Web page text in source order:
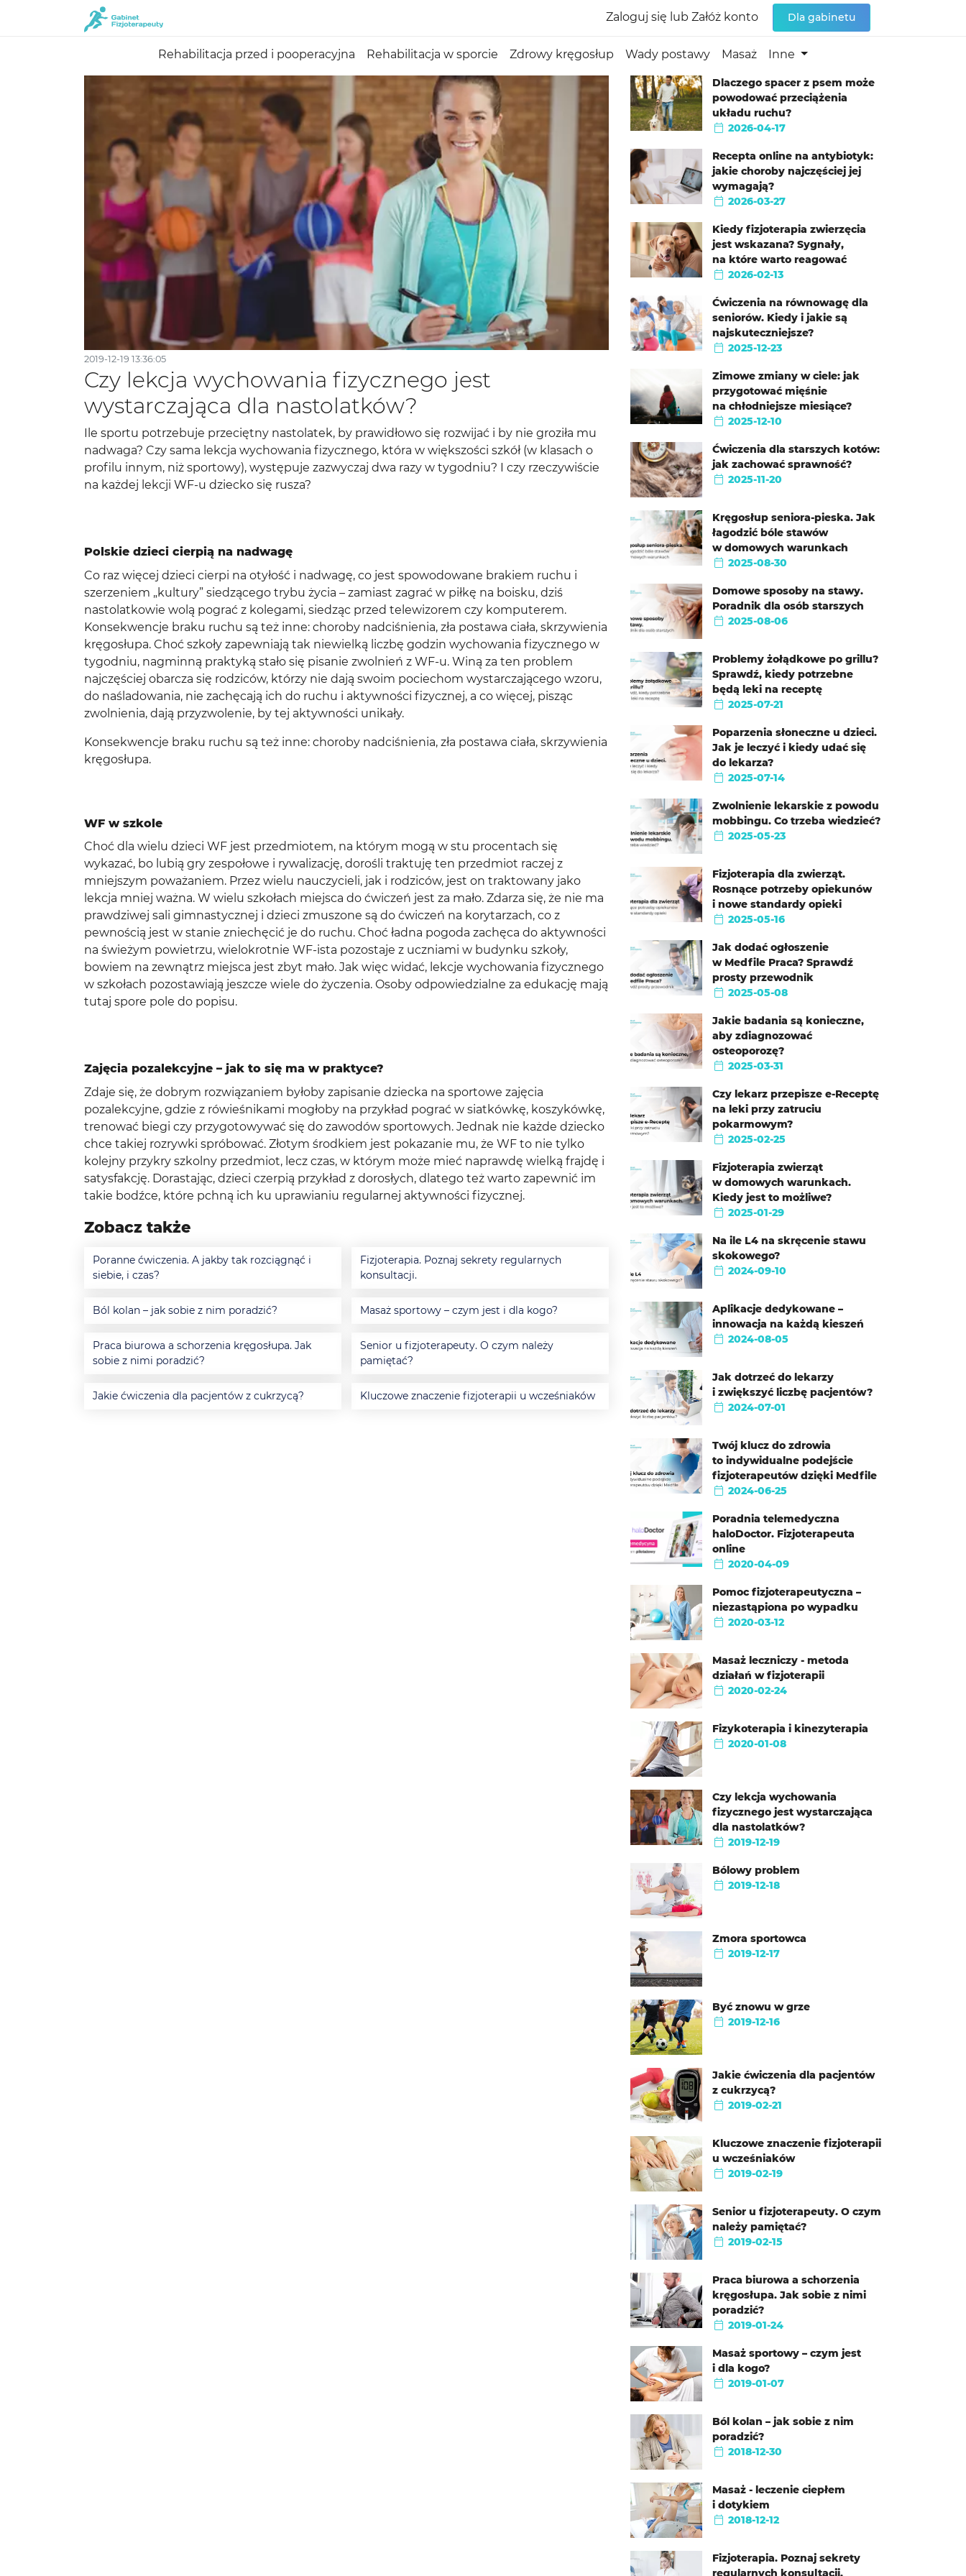
Zaloguj się lub Załóż konto Dla gabinetu
Rehabilitacja przed i pooperacyjna Rehabilitacja w sporcie Zdrowy kręgosłup Wady postawy Masaż Inne
2019-12-19 13:36:05
Czy lekcja wychowania fizycznego jest
wystarczająca dla nastolatków?
Ile sportu potrzebuje przeciętny nastolatek, by prawidłowo się rozwijać i by nie groziła mu
nadwaga? Czy sama lekcja wychowania fizycznego, która w większości szkół (w klasach o
profilu innym, niż sportowy), występuje zazwyczaj dwa razy w tygodniu? I czy rzeczywiście
na każdej lekcji WF-u dziecko się rusza?
Polskie dzieci cierpią na nadwagę
Co raz więcej dzieci cierpi na otyłość i nadwagę, co jest spowodowane brakiem ruchu i
szerzeniem „kultury” siedzącego trybu życia – zamiast zagrać w piłkę na boisku, dziś
nastolatkowie wolą pograć z kolegami, siedząc przed telewizorem czy komputerem.
Konsekwencje braku ruchu są też inne: choroby nadciśnienia, zła postawa ciała, skrzywienia
kręgosłupa. Choć szkoły zapewniają tak niewielką liczbę godzin wychowania fizycznego w
tygodniu, nagminną praktyką stało się pisanie zwolnień z WF-u. Winą za ten problem
najczęściej obarcza się rodziców, którzy nie dają swoim pociechom wystarczającego wzoru,
do naśladowania, nie zachęcają ich do ruchu i aktywności fizycznej, a co więcej, pisząc
zwolnienia, dają przyzwolenie, by tej aktywności unikały.
Konsekwencje braku ruchu są też inne: choroby nadciśnienia, zła postawa ciała, skrzywienia
kręgosłupa.
WF w szkole
Choć dla wielu dzieci WF jest przedmiotem, na którym mogą w stu procentach się
wykazać, bo lubią gry zespołowe i rywalizację, dorośli traktuję ten przedmiot raczej z
mniejszym poważaniem. Przez wielu nauczycieli, jak i rodziców, jest on traktowany jako
lekcja mniej ważna. W wielu szkołach miejsca do ćwiczeń jest za mało. Zdarza się, że nie ma
prawdziwej sali gimnastycznej i dzieci zmuszone są do ćwiczeń na korytarzach, co z
pewnością jest w stanie zniechęcić je do ruchu. Choć ładna pogoda zachęca do aktywności
na świeżym powietrzu, wielokrotnie WF-ista pozostaje z uczniami w budynku szkoły,
bowiem na zewnątrz miejsca jest zbyt mało. Jak więc widać, lekcje wychowania fizycznego
w szkołach pozostawiają jeszcze wiele do życzenia. Osoby odpowiedzialne za edukację mają
tutaj spore pole do popisu.
Zajęcia pozalekcyjne – jak to się ma w praktyce?
Zdaje się, że dobrym rozwiązaniem byłoby zapisanie dziecka na sportowe zajęcia
pozalekcyjne, gdzie z rówieśnikami mogłoby na przykład pograć w siatkówkę, koszykówkę,
trenować biegi czy przygotowywać się do zawodów sportowych. Jednak nie każde dziecko
chce takiej rozrywki spróbować. Złotym środkiem jest pokazanie mu, że WF to nie tylko
kolejny przykry szkolny przedmiot, lecz czas, w którym może mieć naprawdę wielką frajdę i
satysfakcję. Dorastając, dzieci czerpią przykład z dorosłych, dlatego też warto zapewnić im
takie bodźce, które pchną ich ku uprawianiu regularnej aktywności fizycznej.
Zobacz także
Poranne ćwiczenia. A jakby tak rozciągnąć i
siebie, i czas?
Fizjoterapia. Poznaj sekrety regularnych
konsultacji.
Ból kolan – jak sobie z nim poradzić? Masaż sportowy – czym jest i dla kogo?
Praca biurowa a schorzenia kręgosłupa. Jak
sobie z nimi poradzić?
Senior u fizjoterapeuty. O czym należy
pamiętać?
Jakie ćwiczenia dla pacjentów z cukrzycą? Kluczowe znaczenie fizjoterapii u wcześniaków
Dlaczego spacer z psem może
powodować przeciążenia
układu ruchu?
2026-04-17
Recepta online na antybiotyk:
jakie choroby najczęściej jej
wymagają?
2026-03-27
Kiedy fizjoterapia zwierzęcia
jest wskazana? Sygnały,
na które warto reagować
2026-02-13
Ćwiczenia na równowagę dla
seniorów. Kiedy i jakie są
najskuteczniejsze?
2025-12-23
Zimowe zmiany w ciele: jak
przygotować mięśnie
na chłodniejsze miesiące?
2025-12-10
Ćwiczenia dla starszych kotów:
jak zachować sprawność?
2025-11-20
Kręgosłup seniora-pieska. Jak
łagodzić bóle stawów
w domowych warunkach
2025-08-30
Domowe sposoby na stawy.
Poradnik dla osób starszych
2025-08-06
Problemy żołądkowe po grillu?
Sprawdź, kiedy potrzebne
będą leki na receptę
2025-07-21
Poparzenia słoneczne u dzieci.
Jak je leczyć i kiedy udać się
do lekarza?
2025-07-14
Zwolnienie lekarskie z powodu
mobbingu. Co trzeba wiedzieć?
2025-05-23
Fizjoterapia dla zwierząt.
Rosnące potrzeby opiekunów
i nowe standardy opieki
2025-05-16
Jak dodać ogłoszenie
w Medfile Praca? Sprawdź
prosty przewodnik
2025-05-08
Jakie badania są konieczne,
aby zdiagnozować
osteoporozę?
2025-03-31
Czy lekarz przepisze e-Receptę
na leki przy zatruciu
pokarmowym?
2025-02-25
Fizjoterapia zwierząt
w domowych warunkach.
Kiedy jest to możliwe?
2025-01-29
Na ile L4 na skręcenie stawu
skokowego?
2024-09-10
Aplikacje dedykowane –
innowacja na każdą kieszeń
2024-08-05
Jak dotrzeć do lekarzy
i zwiększyć liczbę pacjentów?
2024-07-01
Twój klucz do zdrowia
to indywidualne podejście
fizjoterapeutów dzięki Medfile
2024-06-25
Poradnia telemedyczna
haloDoctor. Fizjoterapeuta
online
2020-04-09
Pomoc fizjoterapeutyczna –
niezastąpiona po wypadku
2020-03-12
Masaż leczniczy - metoda
działań w fizjoterapii
2020-02-24
Fizykoterapia i kinezyterapia
2020-01-08
Czy lekcja wychowania
fizycznego jest wystarczająca
dla nastolatków?
2019-12-19
Bólowy problem
2019-12-18
Zmora sportowca
2019-12-17
Być znowu w grze
2019-12-16
Jakie ćwiczenia dla pacjentów
z cukrzycą?
2019-02-21
Kluczowe znaczenie fizjoterapii
u wcześniaków
2019-02-19
Senior u fizjoterapeuty. O czym
należy pamiętać?
2019-02-15
Praca biurowa a schorzenia
kręgosłupa. Jak sobie z nimi
poradzić?
2019-01-24
Masaż sportowy – czym jest
i dla kogo?
2019-01-07
Ból kolan – jak sobie z nim
poradzić?
2018-12-30
Masaż - leczenie ciepłem
i dotykiem
2018-12-12
Fizjoterapia. Poznaj sekrety
regularnych konsultacji.